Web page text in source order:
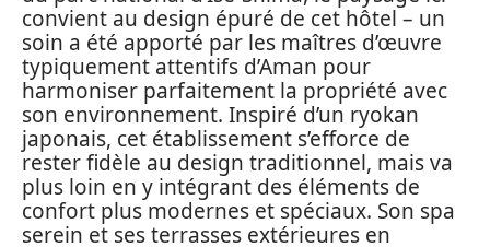
convient au design épuré de cet hôtel – un
soin a été apporté par les maîtres d’œuvre
typiquement attentifs d’Aman pour
harmoniser parfaitement la propriété avec
son environnement. Inspiré d’un ryokan
japonais, cet établissement s’efforce de
rester fidèle au design traditionnel, mais va
plus loin en y intégrant des éléments de
confort plus modernes et spéciaux. Son spa
serein et ses terrasses extérieures en